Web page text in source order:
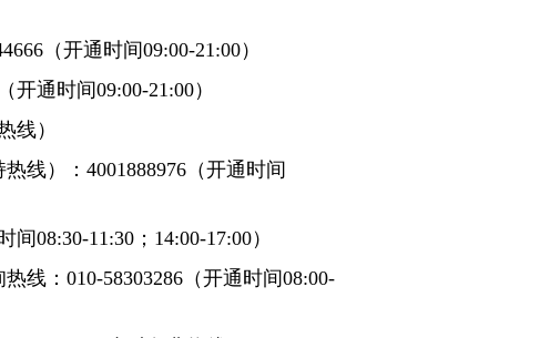
（开通时间09:00-21:00）
通时间09:00-21:00）
线）
线）：4001888976（开通时间
08:30-11:30；14:00-17:00）
线：010-58303286（开通时间08:00-